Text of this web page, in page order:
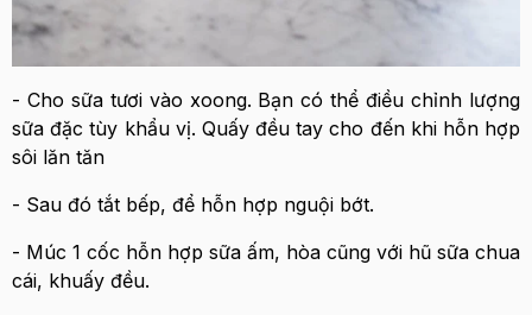
- Cho sữa tươi vào xoong. Bạn có thể điều chỉnh lượng
sữa đặc tùy khẩu vị. Quấy đều tay cho đến khi hỗn hợp
sôi lăn tăn
- Sau đó tắt bếp, để hỗn hợp nguội bớt.
- Múc 1 cốc hỗn hợp sữa ấm, hòa cũng với hũ sữa chua
cái, khuấy đều.